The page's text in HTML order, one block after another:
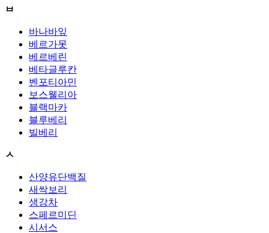
ㅂ
바나바잎
베르가못
베르베린
베타글루칸
벤포티아민
보스웰리아
블랙마카
블루베리
빌베리
ㅅ
산양유단백질
새싹보리
생강차
스페르미딘
시서스